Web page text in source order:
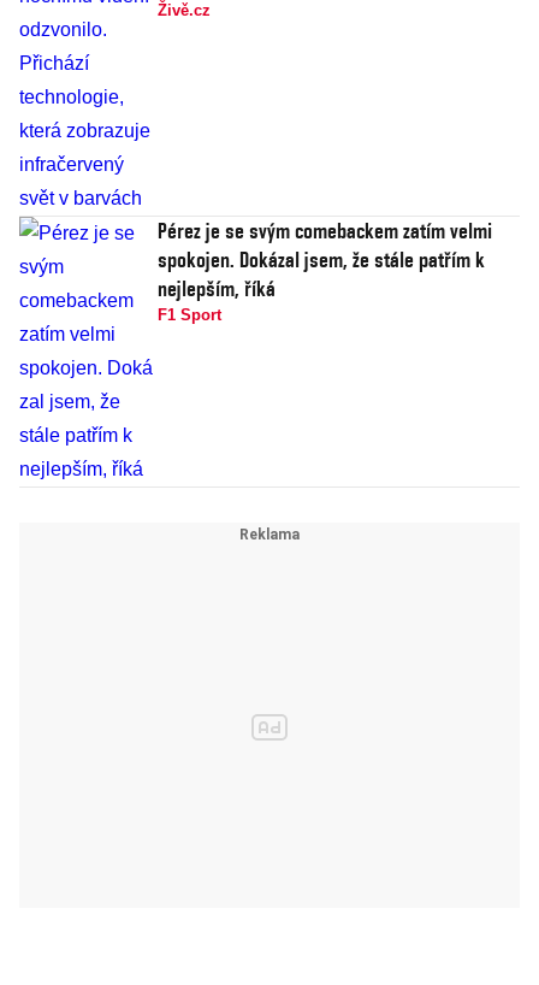
Živě.cz
Pérez je se svým comebackem zatím velmi
spokojen. Dokázal jsem, že stále patřím k
nejlepším, říká
F1 Sport